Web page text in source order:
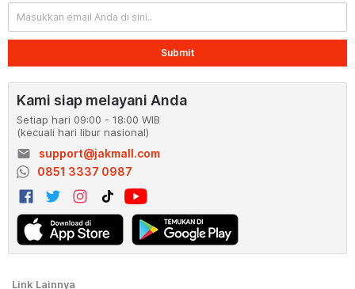
Submit
Kami siap melayani Anda
Setiap hari 09:00 - 18:00 WIB
(kecuali hari libur nasional)
email
support@jakmall.com
0851 3337 0987